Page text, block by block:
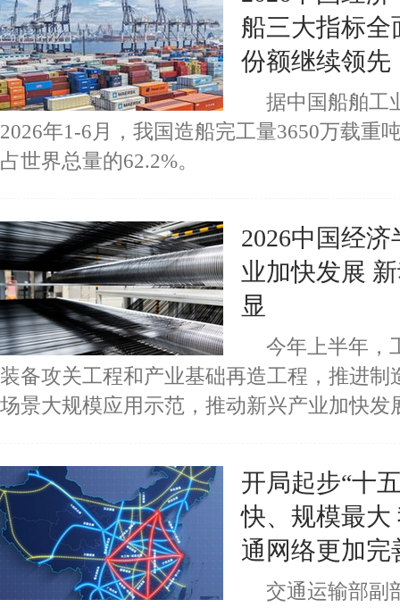
船三大指标全
份额继续领先
据中国船舶工
2026年1-6月，我国造船完工量3650万载重
占世界总量的62.2%。
2026中国经
业加快发展
显
今年上半年，
装备攻关工程和产业基础再造工程，推进制
场景大规模应用示范，推动新兴产业加快发
开局起步“十
快、规模最大
通网络更加完
交通运输部副